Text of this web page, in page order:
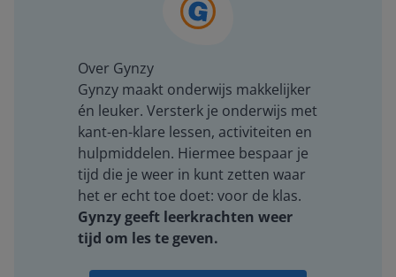
Over Gynzy
Gynzy maakt onderwijs makkelijker
én leuker. Versterk je onderwijs met
kant-en-klare lessen, activiteiten en
hulpmiddelen. Hiermee bespaar je
tijd die je weer in kunt zetten waar
het er echt toe doet: voor de klas.
Gynzy geeft leerkrachten weer
tijd om les te geven.